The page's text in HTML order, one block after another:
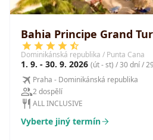
Bahia Principe Grand
Dominikánská republika / Punta Cana
1. 9. - 30. 9. 2026 (út - st) / 30 dní /
Praha - Dominikánská republika
2 dospělí
ALL INCLUSIVE
Vyberte jiný termín